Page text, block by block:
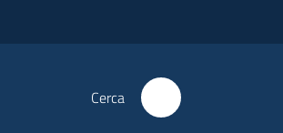
Cerca